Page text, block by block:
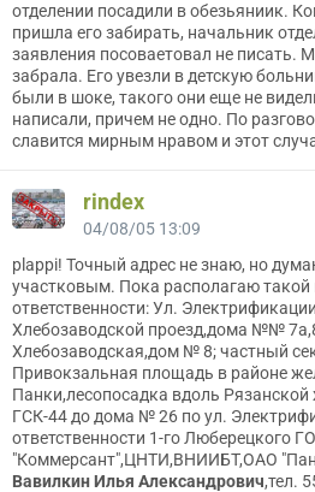
отделении посадили в обезьяниик.
пришла его забирать, начальник
заявления посоваетовал не писать.
забрала. Его увезли в детскую
были в шоке, такого они еще не
написали, причем не одно. По
славится мирным нравом и этот
rindex
04/08/05 13:09
plappi! Точный адрес не знаю, но
участковым. Пока располагаю
ответственности: Ул.
Хлебозаводской проезд,дома №№
Хлебозаводская,дом № 8; частный
Привокзальная площадь в районе
Панки,лесопосадка вдоль Рязанской
ГСК-44 до дома № 26 по ул.
ответственности 1-го Люберецкого
"Коммерсант",ЦНТИ,ВНИИБТ,ОАО
Вавилкин Илья Александрович,тел.